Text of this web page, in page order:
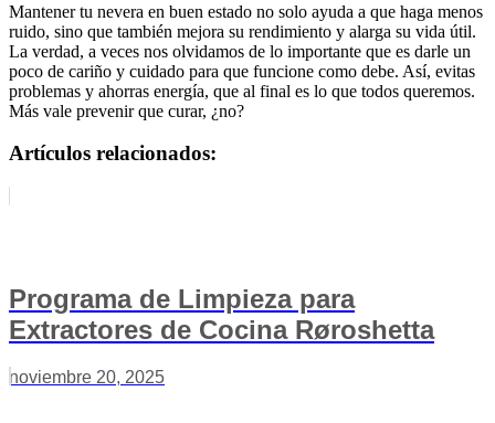
Mantener tu nevera en buen estado no solo ayuda a que haga menos
ruido, sino que también mejora su rendimiento y alarga su vida útil.
La verdad, a veces nos olvidamos de lo importante que es darle un
poco de cariño y cuidado para que funcione como debe. Así, evitas
problemas y ahorras energía, que al final es lo que todos queremos.
Más vale prevenir que curar, ¿no?
Artículos relacionados:
Programa de Limpieza para
Extractores de Cocina Røroshetta
noviembre 20, 2025